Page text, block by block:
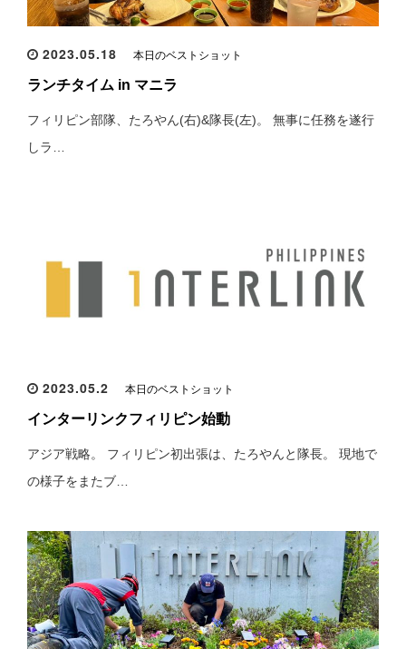
2023.05.18 本日のベストショット
ランチタイム in マニラ
フィリピン部隊、たろやん(右)&隊長(左)。 無事に任務を遂行
しラ…
2023.05.2 本日のベストショット
インターリンクフィリピン始動
アジア戦略。 フィリピン初出張は、たろやんと隊長。 現地で
の様子をまたブ…